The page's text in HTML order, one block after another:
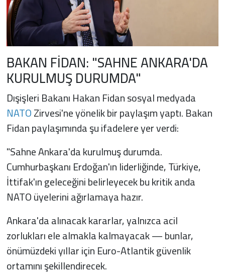
BAKAN FİDAN: "SAHNE ANKARA'DA
KURULMUŞ DURUMDA"
Dışişleri Bakanı Hakan Fidan sosyal medyada
NATOZirvesi'ne yönelik bir paylaşım yaptı. Bakan
Fidan paylaşımında şu ifadelere yer verdi:
"Sahne Ankara'da kurulmuş durumda.
Cumhurbaşkanı Erdoğan'ın liderliğinde, Türkiye,
İttifak'ın geleceğini belirleyecek bu kritik anda
NATO üyelerini ağırlamaya hazır.
Ankara'da alınacak kararlar, yalnızca acil
zorlukları ele almakla kalmayacak — bunlar,
önümüzdeki yıllar için Euro-Atlantik güvenlik
ortamını şekillendirecek.